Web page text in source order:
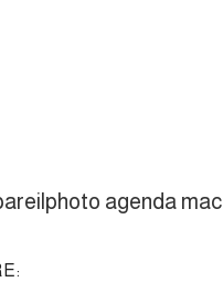
agenda mac